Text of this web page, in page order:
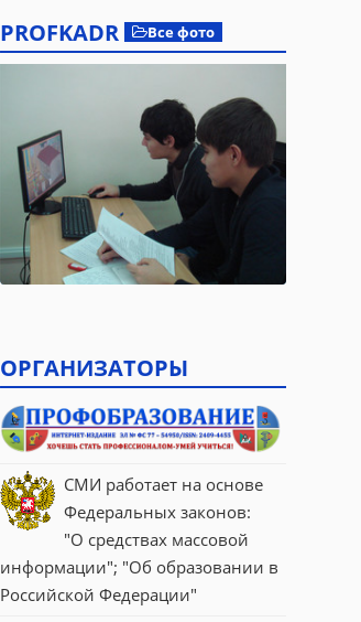
PROFKADR Все фото
ОРГАНИЗАТОРЫ
СМИ работает на основе
Федеральных законов:
"О средствах массовой
информации"; "Об образовании в
Российской Федерации"